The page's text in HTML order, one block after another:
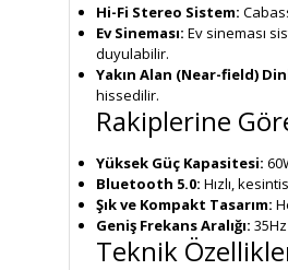
Hi-Fi Stereo Sistem:
Ev Sineması: Ev sineması
duyulabilir.
Yakın Alan (Near-field)
hissedilir.
Rakiplerine
Yüksek Güç Kapasitesi:
Bluetooth 5.0: Hızlı,
Şık ve Kompakt Tasarım:
Geniş Frekans Aralığı:
Teknik